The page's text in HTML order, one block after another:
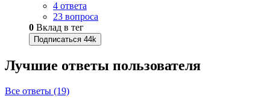
4 ответа
23 вопроса
0 Вклад в тег
Подписаться 44k
Лучшие ответы пользователя
Все ответы (19)